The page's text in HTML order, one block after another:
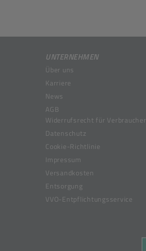
UNTERNEHMEN
Über uns
Karriere
News
AGB
Widerrufsrecht für Verbraucher
Datenschutz
Cookie-Richtlinie
Impressum
Versandkosten
Entsorgung
VVO-Entpflichtungsservice